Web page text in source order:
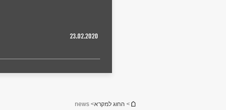
23.02.2020
הינך נמצא כאן
> החוג למקרא> news